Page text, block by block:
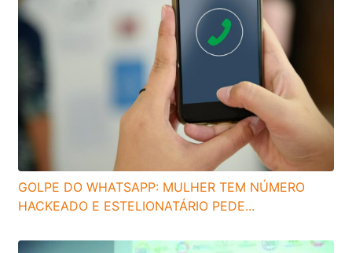
GOLPE DO WHATSAPP: MULHER TEM NÚMERO
HACKEADO E ESTELIONATÁRIO PEDE...